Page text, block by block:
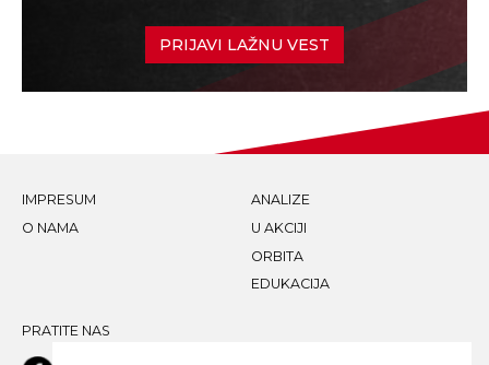
PRIJAVI LAŽNU VEST
IMPRESUM
O NAMA
ANALIZE
U AKCIJI
ORBITA
EDUKACIJA
PRATITE NAS